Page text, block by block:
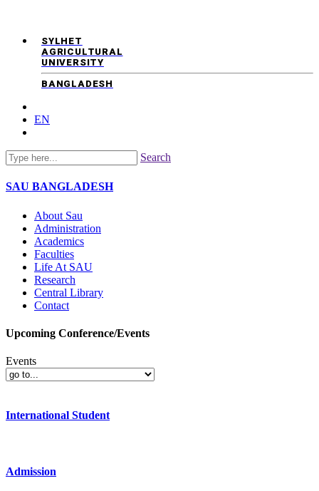
SYLHET
AGRICULTURAL
UNIVERSITY
BANGLADESH
EN
Search
SAU BANGLADESH
About Sau
Administration
Academics
Faculties
Life At SAU
Research
Central Library
Contact
Upcoming Conference/Events
Events
International Student
Admission